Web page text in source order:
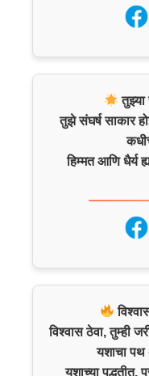
तुझ्या
तुझे संघर्ष साकार
हिम्मत आणि धैर्य
विश्वास ठेवा, तुम्ही
यशाचा
यशाच्या पद्धतीत,